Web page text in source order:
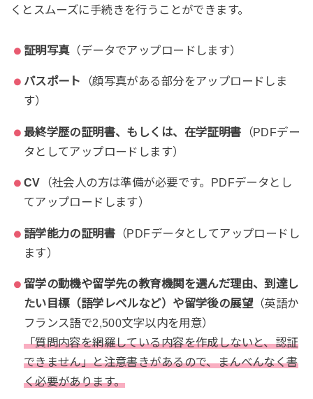
くとスムーズに手続きを行うことができます。
証明写真（データでアップロードします）
パスポート
（顔写真がある部分をアップロードしま
す）
最終学歴の証明書、もしくは、在学証明書 （PDFデー
タとしてアップロードします）
CV （社会人の方は準備が必要です。PDFデータとし
てアップロードします）
語学能力の証明書 （PDFデータとしてアップロードし
ます）
留学の動機や留学先の教育機関を選んだ理由、到達し
たい目標（語学レベルなど）や留学後の展望 （英語か
フランス語で2,500文字以内を用意）
「質問内容を網羅している内容を作成しないと、認証
できません」と注意書きがあるので、まんべんなく書
く必要があります。